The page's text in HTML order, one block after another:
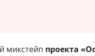
микстейп проекта